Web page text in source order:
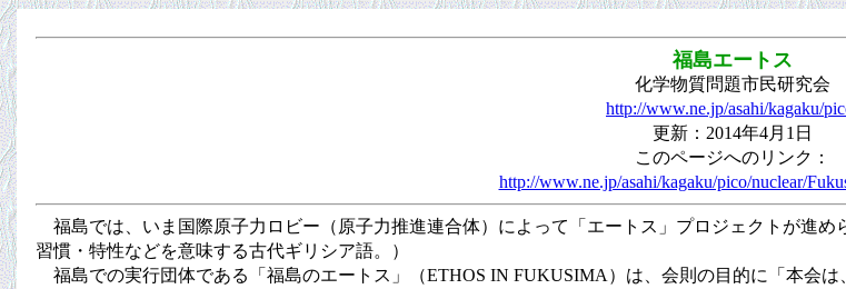
福島エートス
化学物質問題市民研究会
http://www.ne.jp/asahi/kagaku/
更新：2014年4月1日
このページへのリンク：
http://www.ne.jp/asahi/kagaku/pico/nuclear/
福島では、いま国際原子力ロビー（原子力推進連合体）によって「エートス」プロジェクトが進
習慣・特性などを意味する古代ギリシア語。）
福島での実行団体である「福島のエートス」（ETHOS IN FUKUSIMA）は、会則の目的に「本会